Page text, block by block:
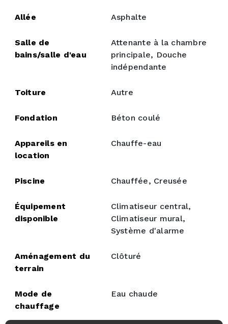
Allée Asphalte
Salle de
bains/salle d'eau
Attenante à la chambre
principale, Douche
indépendante
Toiture Autre
Fondation Béton coulé
Appareils en
location
Chauffe-eau
Piscine Chauffée, Creusée
Équipement
disponible
Climatiseur central,
Climatiseur mural,
Système d'alarme
Aménagement du
terrain
Clôturé
Mode de
chauffage
Eau chaude